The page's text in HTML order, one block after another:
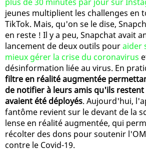
jeunes multiplient les challenges en
TikTok. Mais, qu'on se le dise,
en reste ! Il y a peu, Snapchat avait
lancement de deux outils pouraider
mieux gérer la crise du coronavirus
désinformation liée au virus. En
filtre en réalité augmentée
de notifier à leurs amis qu'ils restent
avaient été déployés. Aujourd'hui,
fantôme revient sur le devant de la
lense en réalité augmentée, qui
récolter des dons pour soutenir
contre le Covid-19.